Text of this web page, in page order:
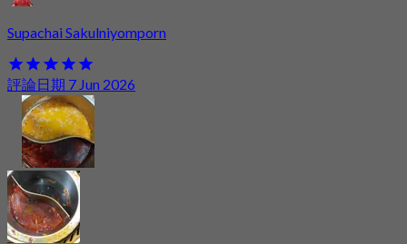
Supachai Sakulniyomporn
評論日期 7 Jun 2026